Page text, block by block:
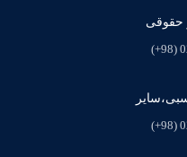
حقوقی